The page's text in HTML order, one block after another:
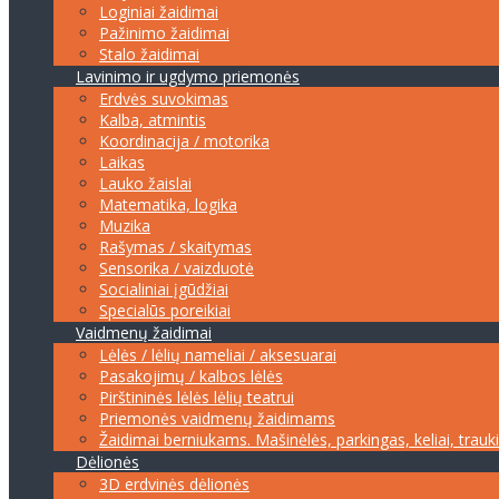
Loginiai žaidimai
Pažinimo žaidimai
Stalo žaidimai
Lavinimo ir ugdymo priemonės
Erdvės suvokimas
Kalba, atmintis
Koordinacija / motorika
Laikas
Lauko žaislai
Matematika, logika
Muzika
Rašymas / skaitymas
Sensorika / vaizduotė
Socialiniai įgūdžiai
Specialūs poreikiai
Vaidmenų žaidimai
Lėlės / lėlių nameliai / aksesuarai
Pasakojimų / kalbos lėlės
Pirštininės lėlės lėlių teatrui
Priemonės vaidmenų žaidimams
Žaidimai berniukams. Mašinėlės, parkingas, keliai,
Dėlionės
3D erdvinės dėlionės